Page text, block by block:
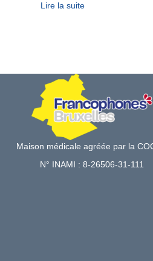
Lire la suite
Maison médicale agréée par la
N° INAMI : 8-26506-31-111